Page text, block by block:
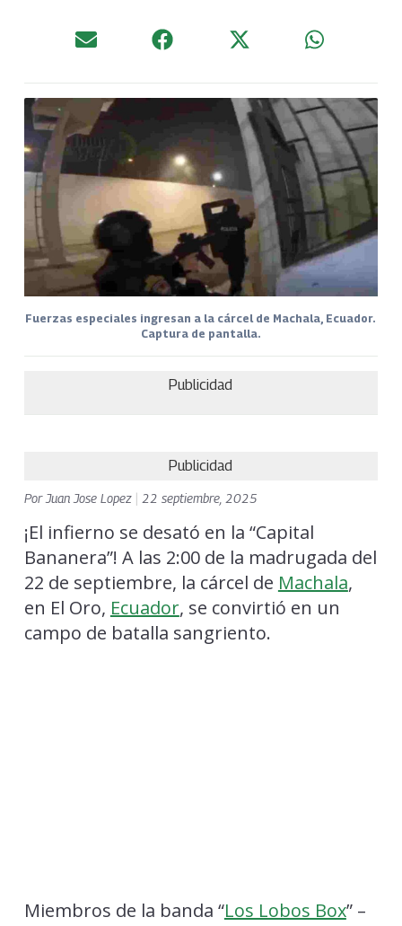
Fuerzas especiales ingresan a la cárcel de Machala, Ecuador.
Captura de pantalla.
Publicidad
Publicidad
Por Juan Jose Lopez 22 septiembre, 2025
¡El infierno se desató en la “Capital
Bananera”! A las 2:00 de la madrugada del
22 de septiembre, la cárcel de Machala,
en El Oro, Ecuador, se convirtió en un
campo de batalla sangriento.
Miembros de la banda “Los Lobos Box” –